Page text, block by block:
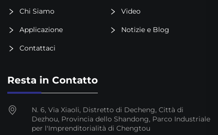
Chi Siamo Video
Applicazione Notizie e Blog
Contattaci
Resta in Contatto
N. 6, Via Xiaoli, Distretto di Decheng, Città di
Dezhou, Provincia dello Shandong, Parco Industriale
per l'Imprenditorialità di Chengtou